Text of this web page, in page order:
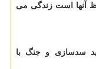
آنها است زندگی می
سدسازی و جنگ با